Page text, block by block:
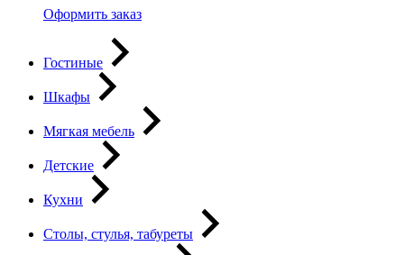
Оформить заказ
Гостиные
Шкафы
Мягкая мебель
Детские
Кухни
Столы, стулья, табуреты